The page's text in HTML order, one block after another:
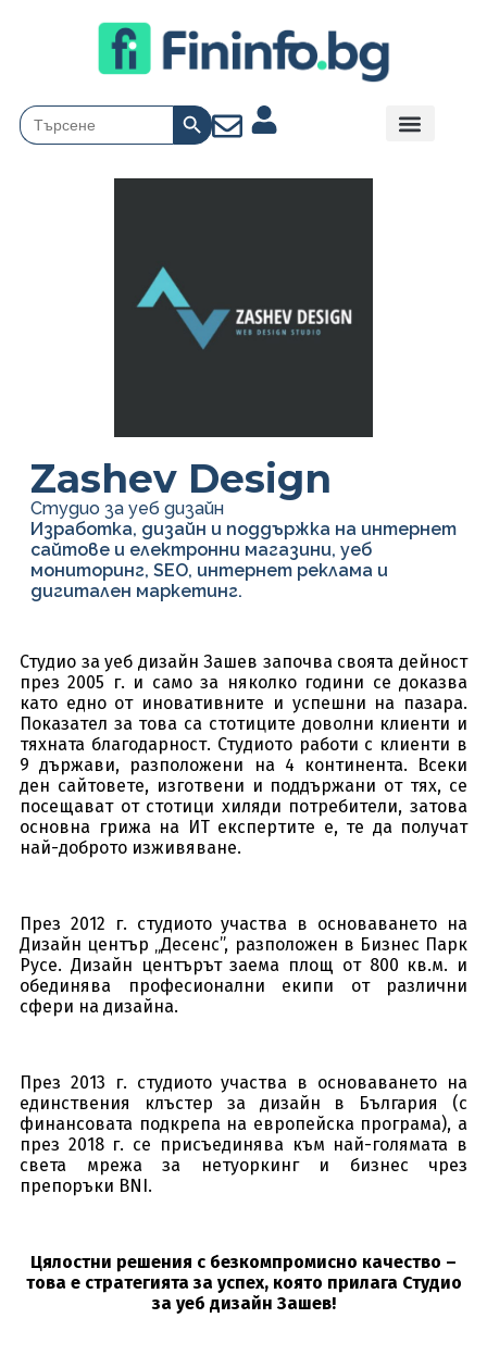
Search
for:
Search Button
Zashev Design
Студио за уеб дизайн
Изработка, дизайн и поддържка на интернет
сайтове и електронни магазини, уеб
мониторинг, SEO, интернет реклама и
дигитален маркетинг.
Студио за уеб дизайн Зашев започва своята дейност
през 2005 г. и само за няколко години се доказва
като едно от иновативните и успешни на пазара.
Показател за това са стотиците доволни клиенти и
тяхната благодарност. Студиото работи с клиенти в
9 държави, разположени на 4 континента. Всеки
ден сайтовете, изготвени и поддържани от тях, се
посещават от стотици хиляди потребители, затова
основна грижа на ИТ експертите е, те да получат
най-доброто изживяване.
През 2012 г. студиото участва в основаването на
Дизайн център „Десенс”, разположен в Бизнес Парк
Русе. Дизайн центърът заема площ от 800 кв.м. и
обединява професионални екипи от различни
сфери на дизайна.
През 2013 г. студиото участва в основаването на
единствения клъстер за дизайн в България (с
финансовата подкрепа на европейска програма), а
през 2018 г. се присъединява към най-голямата в
света мрежа за нетуоркинг и бизнес чрез
препоръки BNI.
Цялостни решения с безкомпромисно качество –
това е стратегията за успех, която прилага Студио
за уеб дизайн Зашев!